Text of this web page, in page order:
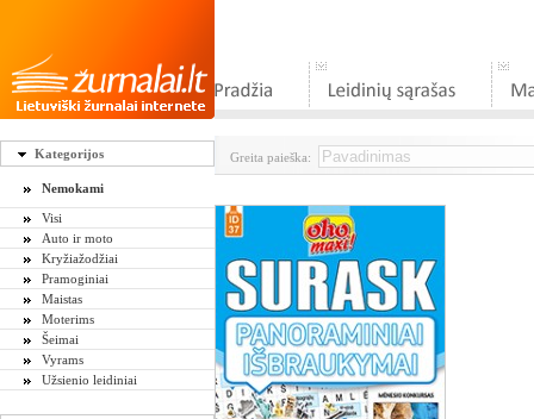
Kategorijos
Nemokami
Visi
Auto ir moto
Kryžiažodžiai
Pramoginiai
Maistas
Moterims
Šeimai
Vyrams
Užsienio leidiniai
Greita paieška: